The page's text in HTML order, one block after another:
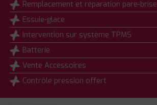
Remplacement et réparation pare-brise
Essuie-glace
Intervention sur système TPMS
Batterie
Vente Accessoires
Contrôle pression offert